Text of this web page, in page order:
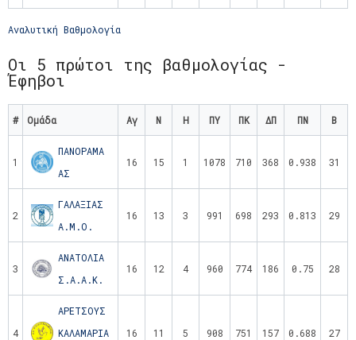
Αναλυτική Βαθμολογία
Οι 5 πρώτοι της βαθμολογίας -
Έφηβοι
# Ομάδα Αγ Ν Η ΠΥ ΠΚ ΔΠ ΠΝ Β
1
ΠΑΝΟΡΑΜΑ
ΑΣ
16 15 1 1078 710 368 0.938 31
2
ΓΑΛΑΞΙΑΣ
Α.Μ.Ο.
16 13 3 991 698 293 0.813 29
3
ΑΝΑΤΟΛΙΑ
Σ.Α.Α.Κ.
16 12 4 960 774 186 0.75 28
4
ΑΡΕΤΣΟΥΣ
ΚΑΛΑΜΑΡΙΑ
16 11 5 908 751 157 0.688 27